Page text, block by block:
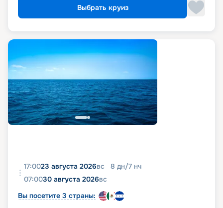
Выбрать круиз
17:0023 августа 2026вс 8 дн/7 нч
07:0030 августа 2026вс
Вы посетите 3 страны: